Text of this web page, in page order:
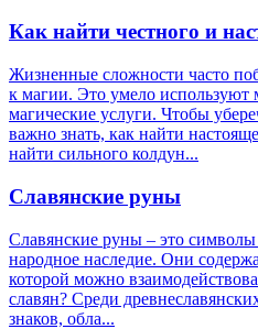
Как найти честного и
Жизненные сложности часто
к магии. Это умело используют
магические услуги. Чтобы
важно знать, как найти
найти сильного колдун...
Славянские руны
Славянские руны – это
народное наследие. Они
которой можно
славян? Среди
знаков, обла...